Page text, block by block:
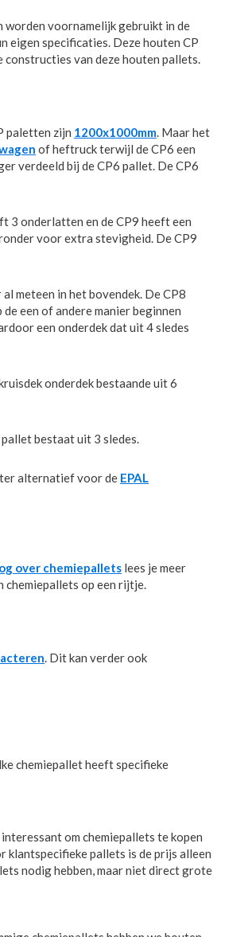
worden voornamelijk gebruikt in de
eigen specificaties. Deze houten CP
van deze houten pallets.
paletten zijn 1200x1000mm. Maar het
of heftruck terwijl de CP6 een
verdeeld bij de CP6 pallet. De CP6
3 onderlatten en de CP9 heeft een
voor extra stevigheid. De CP9
meteen in het bovendek. De CP8
een of andere manier beginnen
een onderdek dat uit 4 sledes
onderdek bestaande uit 6
bestaat uit 3 sledes.
alternatief voor de EPAL
over chemiepallets lees je meer
chemiepallets op een rijtje.
. Dit kan verder ook
chemiepallet heeft specifieke
om chemiepallets te kopen
klantspecifieke pallets is de prijs alleen
nodig hebben, maar niet direct grote